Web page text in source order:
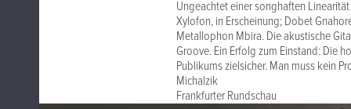
Ungeachtet einer songhaften
Xylofon, in Erscheinung; Dobet
Metallophon Mbira. Die akustische
Groove. Ein Erfolg zum Einstand: Die
Publikums zielsicher. Man muss kein
Michalzik
Frankfurter Rundschau